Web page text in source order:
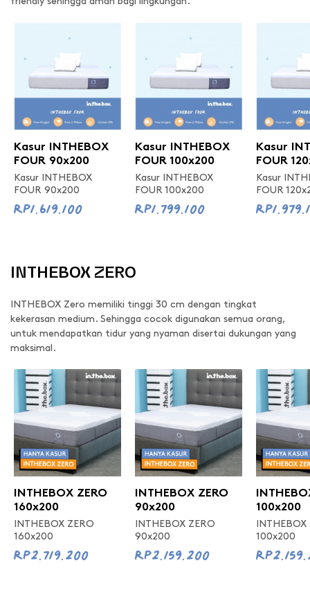
Kasur INTHEBOX
FOUR 90x200
Kasur INTHEBOX
FOUR 90x200
Rp1.619.100
Kasur INTHEBOX
FOUR 100x200
Kasur INTHEBOX
FOUR 100x200
Rp1.799.100
Kasur
FOUR
Kasur
FOUR
INTHEBOX ZERO
INTHEBOX Zero memiliki tinggi 30 cm dengan tingkat
kekerasan medium. Sehingga cocok digunakan semua orang,
untuk mendapatkan tidur yang nyaman disertai dukungan yang
maksimal.
INTHEBOX ZERO
160x200
INTHEBOX ZERO
160x200
Rp2.719.200
INTHEBOX ZERO
90x200
INTHEBOX ZERO
90x200
Rp2.159.200
100x200
INTHEBOX
100x200